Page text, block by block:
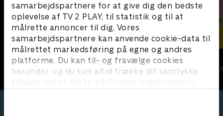
samarbejdspartnere for at give dig den bedste
oplevelse af TV 2 PLAY, til statistik og til at
målrette annoncer til dig. Vores
samarbejdspartnere kan anvende cookie-data til
målrettet markedsføring på egne og andres
platforme. Du kan til- og fravælge cookies
herunder, og du kan altid trække dit samtykke
tilbage ved at klikke på ’Cookie-indstillinger’ i
Gurli Gris
Børneserier • 4 sæsoner
Barbapapa
Børneserier • 1